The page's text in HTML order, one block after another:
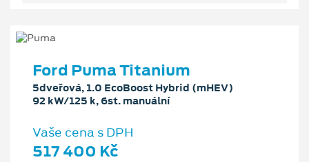
Ford Puma Titanium
5dveřová, 1.0 EcoBoost Hybrid (mHEV)
92 kW/125 k, 6st. manuální
Vaše cena s DPH
517 400 Kč